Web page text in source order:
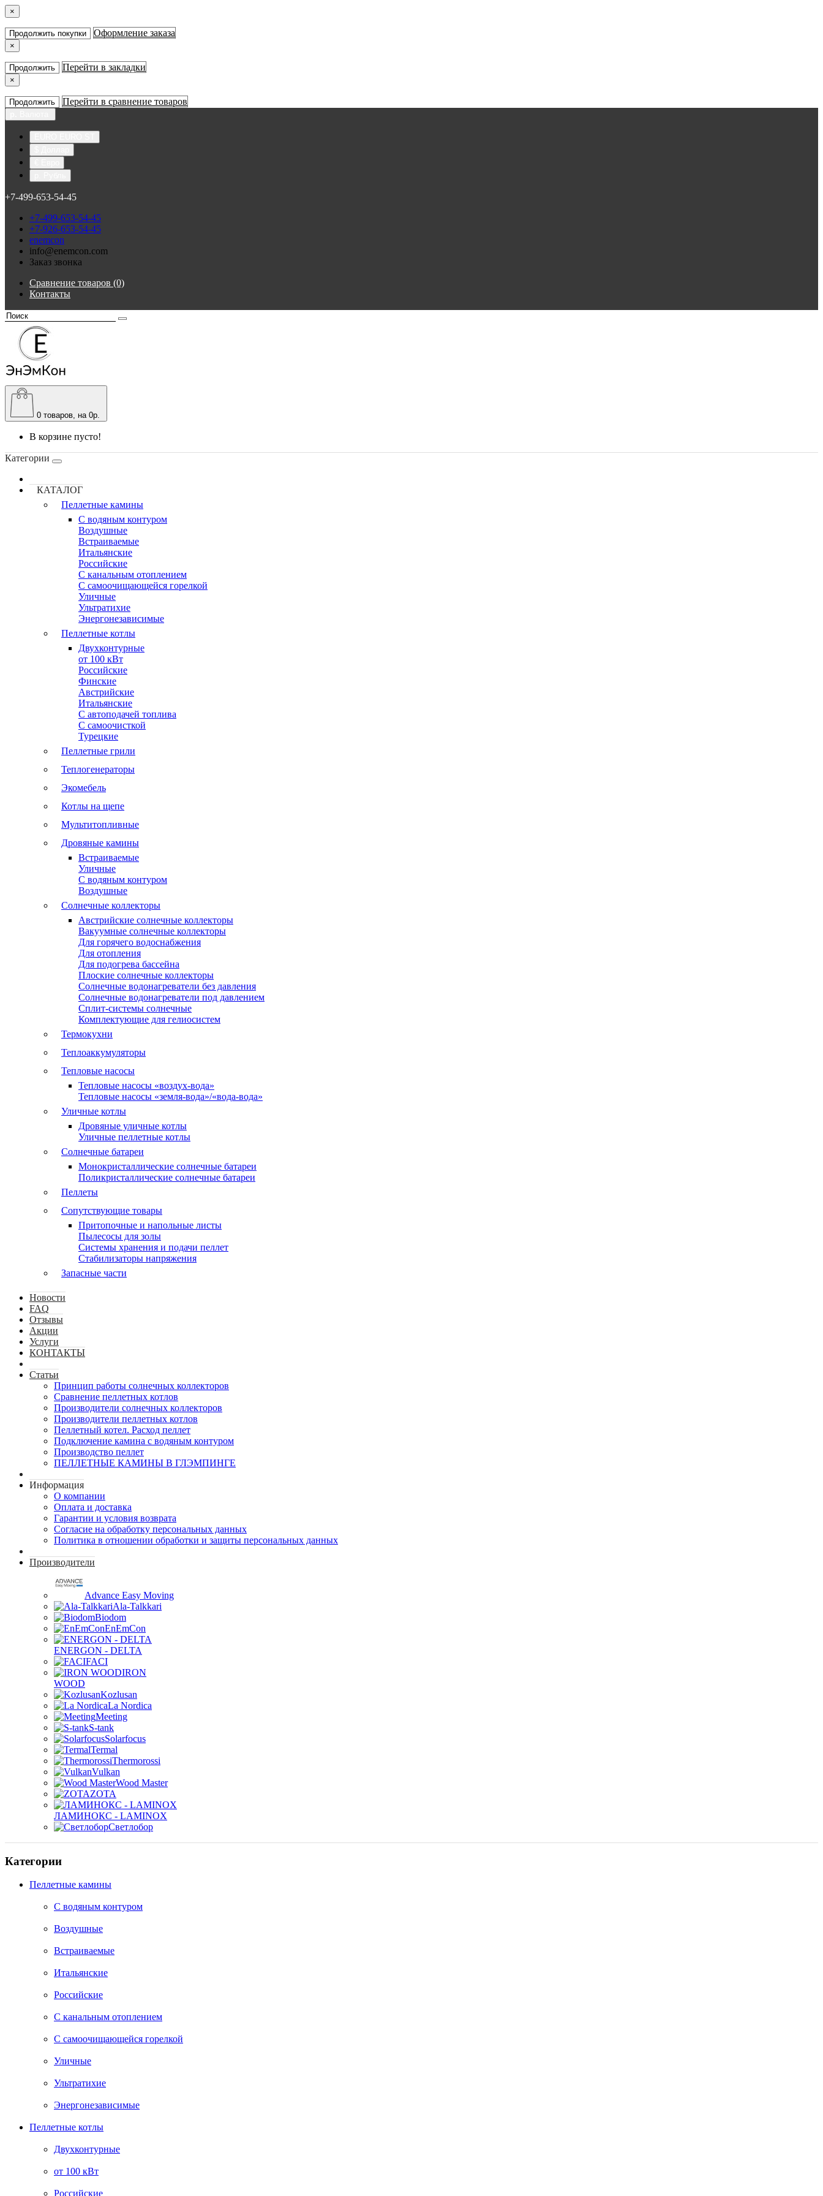
×
Продолжить покупки Оформление заказа
×
Продолжить Перейти в закладки
×
Продолжить Перейти в сравнение товаров
+7-499-653-54-45
+7-499-653-54-45
+7-926-653-54-45
enemcon
info@enemcon.com
Заказ звонка
Сравнение товаров (0)
Контакты
0 товаров, на 0р.
В корзине пусто!
Категории
КАТАЛОГ
Пеллетные камины
C водяным контуром
Воздушные
Встраиваемые
Итальянские
Российские
С канальным отоплением
С самоочищающейся горелкой
Уличные
Ультратихие
Энергонезависимые
Пеллетные котлы
Двухконтурные
от 100 кВт
Российские
Финские
Австрийские
Итальянские
С автоподачей топлива
С самоочисткой
Турецкие
Пеллетные грили
Теплогенераторы
Экомебель
Котлы на щепе
Мультитопливные
Дровяные камины
Встраиваемые
Уличные
С водяным контуром
Воздушные
Солнечные коллекторы
Австрийские солнечные коллекторы
Вакуумные солнечные коллекторы
Для горячего водоснабжения
Для отопления
Для подогрева бассейна
Плоские солнечные коллекторы
Солнечные водонагреватели без давления
Солнечные водонагреватели под давлением
Сплит-системы солнечные
Комплектующие для гелиосистем
Термокухни
Теплоаккумуляторы
Тепловые насосы
Тепловые насосы «воздух-вода»
Тепловые насосы «земля-вода»/«вода-вода»
Уличные котлы
Дровяные уличные котлы
Уличные пеллетные котлы
Солнечные батареи
Монокристаллические солнечные батареи
Поликристаллические солнечные батареи
Пеллеты
Сопутствующие товары
Притопочные и напольные листы
Пылесосы для золы
Системы хранения и подачи пеллет
Стабилизаторы напряжения
Запасные части
Новости
FAQ
Отзывы
Акции
Услуги
КОНТАКТЫ
Статьи
Принцип работы солнечных коллекторов
Сравнение пеллетных котлов
Производители солнечных коллекторов
Производители пеллетных котлов
Пеллетный котел. Расход пеллет
Подключение камина с водяным контуром
Производство пеллет
ПЕЛЛЕТНЫЕ КАМИНЫ В ГЛЭМПИНГЕ
Информация
О компании
Оплата и доставка
Гарантии и условия возврата
Согласие на обработку персональных данных
Политика в отношении обработки и защиты персональных данных
Производители
Advance Easy Moving
Ala-Talkkari
Biodom
EnEmCon
ENERGON - DELTA
FACI
IRON
WOOD
Kozlusan
La Nordica
Meeting
S-tank
Solarfocus
Termal
Thermorossi
Vulkan
Wood Master
ZOTA
ЛАМИНОКС - LAMINOX
Светлобор
Категории
Пеллетные камины
C водяным контуром
Воздушные
Встраиваемые
Итальянские
Российские
С канальным отоплением
С самоочищающейся горелкой
Уличные
Ультратихие
Энергонезависимые
Пеллетные котлы
Двухконтурные
от 100 кВт
Российские